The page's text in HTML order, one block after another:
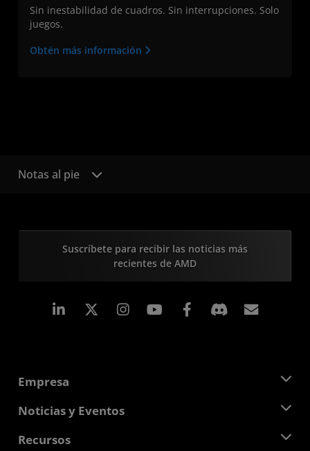
Sin inestabilidad de cuadros. Sin interrupciones. Solo
juegos.
Obtén más información
Notas al pie
Suscríbete para recibir las noticias más
recientes de AMD
LinkedIn Instagram Facebook
Empresa
Acerca de AMD
Responsabilidad corporativa
Noticias y Eventos
Sala de prensa
Recursos